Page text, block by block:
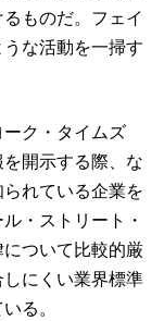
ものだ。フェイ
な活動を一掃す
ク・タイムズ
開示する際、な
れている企業を
・ストリート・
ついて比較的厳
にくい業界標準
る。